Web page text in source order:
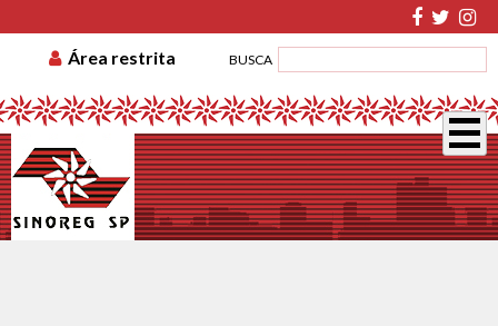
TABELA DE CUSTAS ASSOCIE-SE
GUIA DE
BUSCA
Área restrita